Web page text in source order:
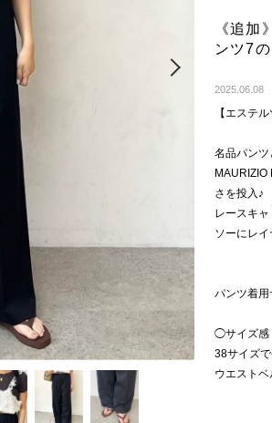
Next
《追加
ンツ7
2025.06.08
【エステ
名品パンツ
さを投入♪
レースキ
ソーにレ
パンツ着
◯サイズ感
38サイズ
ウエスト